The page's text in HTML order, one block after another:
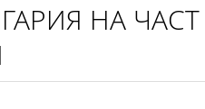
НА ЧАСТ